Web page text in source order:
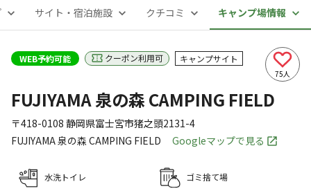
サイト・宿泊施設 クチコミ キャンプ場情報
WEB予約可能 クーポン利用可 キャンプサイト
75人
FUJIYAMA 泉の森 CAMPING FIELD
〒418-0108 静岡県富士宮市猪之頭2131-4
FUJIYAMA 泉の森 CAMPING FIELD
Googleマップで見る
水洗トイレ ゴミ捨て場